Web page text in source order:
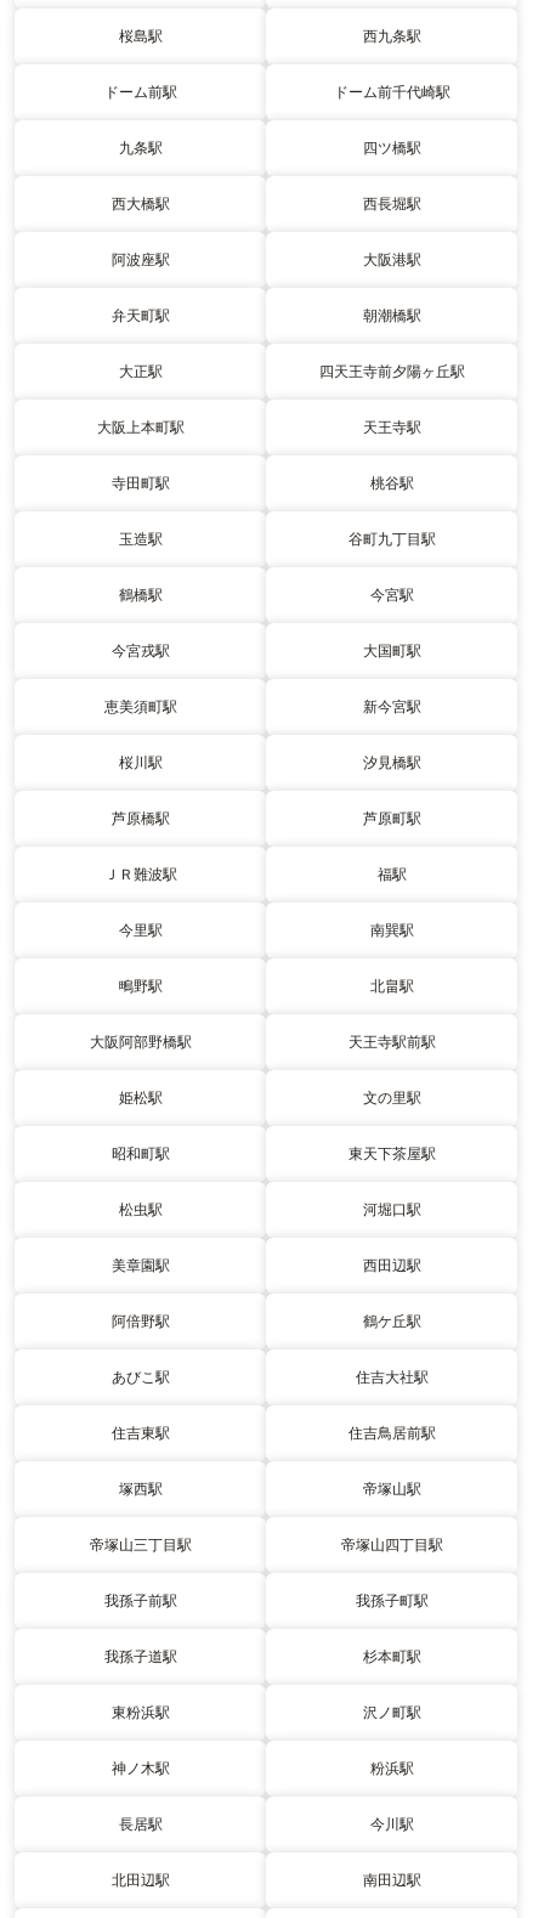
桜島駅 西九条駅
ドーム前駅 ドーム前千代崎駅
九条駅 四ツ橋駅
西大橋駅 西長堀駅
阿波座駅 大阪港駅
弁天町駅 朝潮橋駅
大正駅 四天王寺前夕陽ヶ丘駅
大阪上本町駅 天王寺駅
寺田町駅 桃谷駅
玉造駅 谷町九丁目駅
鶴橋駅 今宮駅
今宮戎駅 大国町駅
恵美須町駅 新今宮駅
桜川駅 汐見橋駅
芦原橋駅 芦原町駅
ＪＲ難波駅 福駅
今里駅 南巽駅
鴫野駅 北畠駅
大阪阿部野橋駅 天王寺駅前駅
姫松駅 文の里駅
昭和町駅 東天下茶屋駅
松虫駅 河堀口駅
美章園駅 西田辺駅
阿倍野駅 鶴ケ丘駅
あびこ駅 住吉大社駅
住吉東駅 住吉鳥居前駅
塚西駅 帝塚山駅
帝塚山三丁目駅 帝塚山四丁目駅
我孫子前駅 我孫子町駅
我孫子道駅 杉本町駅
東粉浜駅 沢ノ町駅
神ノ木駅 粉浜駅
長居駅 今川駅
北田辺駅 南田辺駅